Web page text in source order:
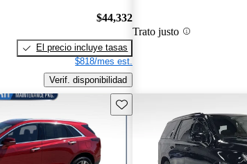
$44,332
El precio incluye tasas
$818/mes est.
Verif. disponibilidad
Trato justo
Guarda este Aviso